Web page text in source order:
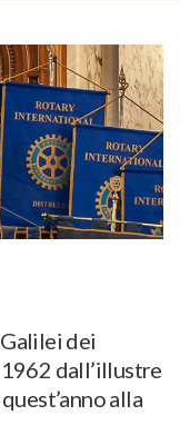
dei
dall’illustre
alla